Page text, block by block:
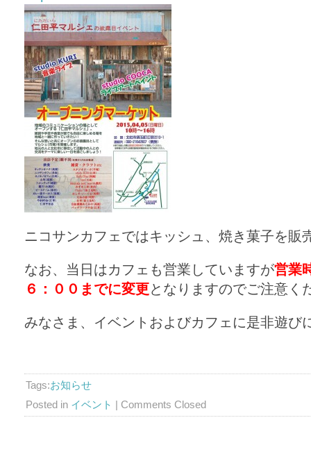
ニコサンカフェではキッシュ、焼き菓子を販
なお、当日はカフェも営業していますが営業
６：００までに変更となりますのでご注意く
みなさま、イベントおよびカフェに是非遊び
Tags:お知らせ
Posted in イベント | Comments Closed